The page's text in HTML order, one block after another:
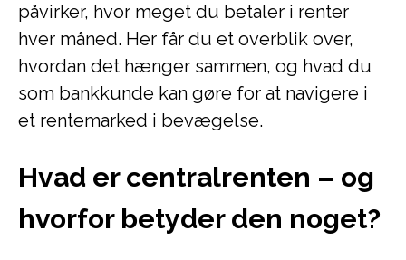
påvirker, hvor meget du betaler i renter
hver måned. Her får du et overblik over,
hvordan det hænger sammen, og hvad du
som bankkunde kan gøre for at navigere i
et rentemarked i bevægelse.
Hvad er centralrenten – og
hvorfor betyder den noget?